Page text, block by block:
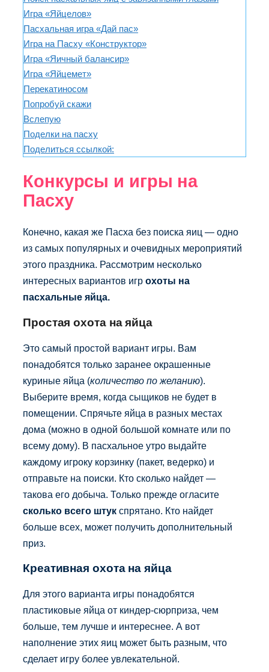
Игра «Яйцелов»
Пасхальная игра «Дай пас»
Игра на Пасху «Конструктор»
Игра «Яичный балансир»
Игра «Яйцемет»
Перекатиносом
Попробуй скажи
Вслепую
Поделки на пасху
Поделиться ссылкой:
Конкурсы и игры на
Пасху
Конечно, какая же Пасха без поиска яиц — одно
из самых популярных и очевидных мероприятий
этого праздника. Рассмотрим несколько
интересных вариантов игр охоты на
пасхальные яйца.
Простая охота на яйца
Это самый простой вариант игры. Вам
понадобятся только заранее окрашенные
куриные яйца (количество по желанию).
Выберите время, когда сыщиков не будет в
помещении. Спрячьте яйца в разных местах
дома (можно в одной большой комнате или по
всему дому). В пасхальное утро выдайте
каждому игроку корзинку (пакет, ведерко) и
отправьте на поиски. Кто сколько найдет —
такова его добыча. Только прежде огласите
сколько всего штук спрятано. Кто найдет
больше всех, может получить дополнительный
приз.
Креативная охота на яйца
Для этого варианта игры понадобятся
пластиковые яйца от киндер-сюрприза, чем
больше, тем лучше и интереснее. А вот
наполнение этих яиц может быть разным, что
сделает игру более увлекательной.